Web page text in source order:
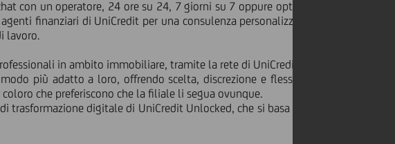
con un operatore, 24 ore su 24, 7 giorni su 7 oppure optare per una
finanziari di UniCredit per una consulenza personalizzata, a casa o in altro
lavoro.
in ambito immobiliare, tramite la rete di UniCredit Subito Casa.
più adatto a loro, offrendo scelta, discrezione e flessibilità. Si va oltre il
che preferiscono che la filiale li segua ovunque.
trasformazione digitale di UniCredit Unlocked, che si basa su importanti